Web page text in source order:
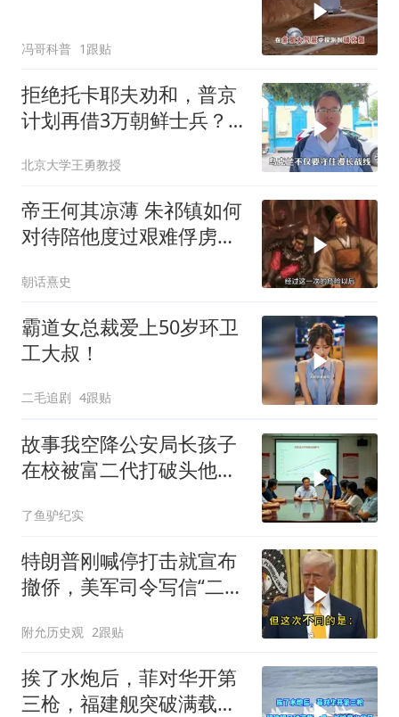
冯哥科普 1跟贴
拒绝托卡耶夫劝和，普京
计划再借3万朝鲜士兵？
北京大学王勇教授
帝王何其凉薄 朱祁镇如何
对待陪他度过艰难俘虏生
朝话熹史
霸道女总裁爱上50岁环卫
工大叔！
二毛追剧 4跟贴
故事我空降公安局长孩子
在校被富二代打破头他爹
了鱼驴纪实
特朗普刚喊停打击就宣布
撤侨，美军司令写信“二选
吗？
附允历史观 2跟贴
挨了水炮后，菲对华开第
三枪，福建舰突破满载上